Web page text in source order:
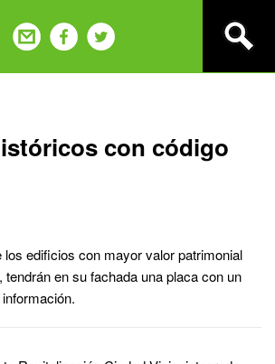
con código
los edificios con mayor valor patrimonial
en su fachada una placa con un